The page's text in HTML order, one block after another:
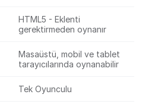
HTML5 - Eklenti
gerektirmeden oynanır
Masaüstü, mobil ve tablet
tarayıcılarında oynanabilir
Tek Oyunculu